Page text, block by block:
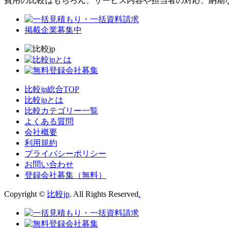
掲載企業募集中
比較jp総合TOP
比較jpとは
比較カテゴリー一覧
よくある質問
会社概要
利用規約
プライバシーポリシー
お問い合わせ
登録会社募集（無料）
Copyright © 比較jp. All Rights Reserved.